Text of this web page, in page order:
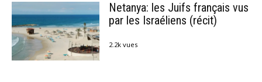
Netanya: les Juifs français vus
par les Israéliens (récit)
2.2k vues